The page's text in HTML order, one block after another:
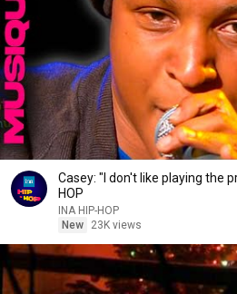
Casey: "I don't like playing the
HOP
INA HIP-HOP
New
23K views